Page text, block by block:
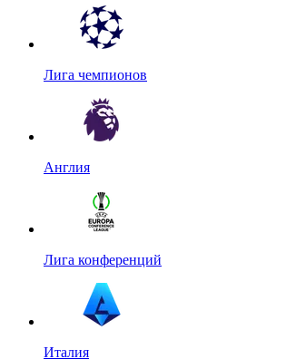
Лига чемпионов
Англия
Лига конференций
Италия